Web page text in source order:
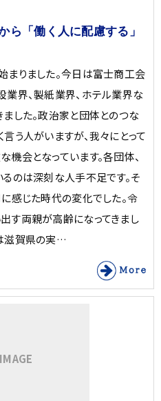
ら「働く人に配慮する」
まりました。今日は富士商工会
界、製紙業界、ホテル業界な
した。政治家と団体とのつな
う人がいますが、我々にとって
会となっています。各団体、
のは深刻な人手不足です。そ
感じた時代の変化でした。令
す両親が高齢になってきまし
滋賀県の実…